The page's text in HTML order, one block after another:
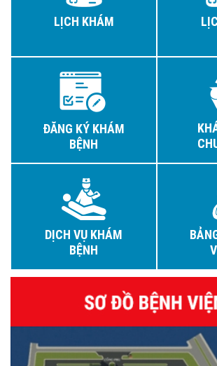
LỊCH KHÁM
ĐĂNG KÝ KHÁM
BỆNH
DỊCH VỤ KHÁM
BỆNH